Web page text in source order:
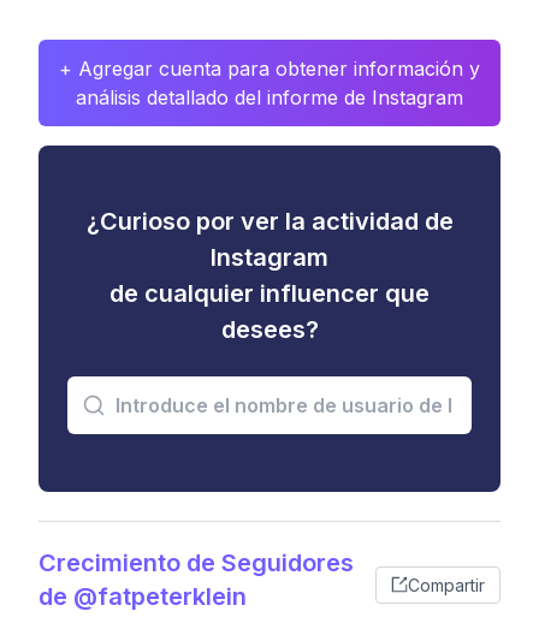
+ Agregar cuenta para obtener información y
análisis detallado del informe de Instagram
¿Curioso por ver la actividad de
Instagram
de cualquier influencer que
desees?
Crecimiento de Seguidores
de @fatpeterklein
Compartir